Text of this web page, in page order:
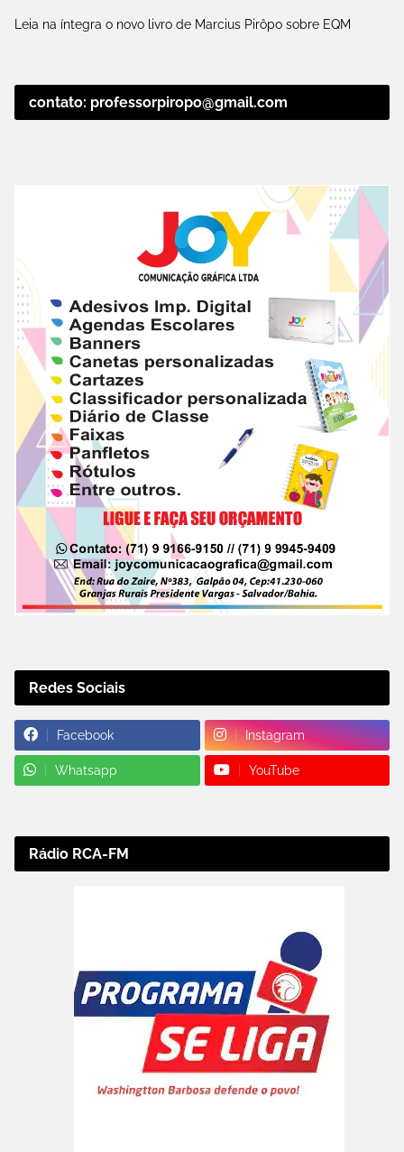
Leia na íntegra o novo livro de Marcius Pirôpo sobre EQM
contato: professorpiropo@gmail.com
Redes Sociais
Facebook Instagram
Whatsapp YouTube
Rádio RCA-FM